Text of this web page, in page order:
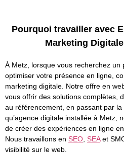
Pourquoi travailler avec
Marketing
À Metz, lorsque vous recherchez
optimiser votre présence en ligne,
marketing digitale. Notre offre en
vous offrir des solutions complètes,
au référencement, en passant par
qu’agence digitale installée à Metz,
de créer des expériences en ligne
Nous travaillons en SEO SEAet
visibilité sur le web.